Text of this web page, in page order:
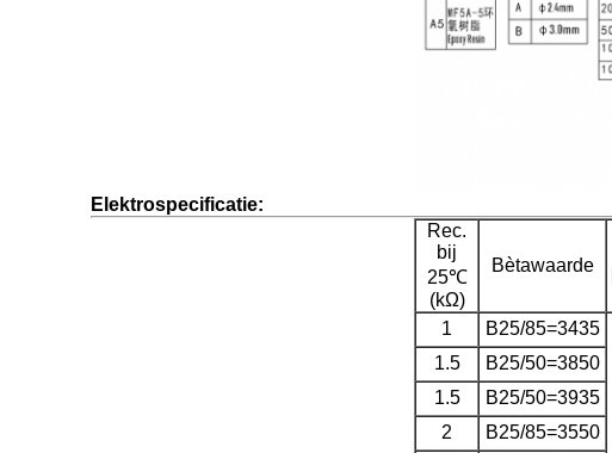
Elektrospecificatie:
Rec.
bij
25℃
(kΩ)
Bètawaarde
1 B25/85=3435
1.5
B25/50=3850
1.5
B25/50=3935
2
B25/85=3550